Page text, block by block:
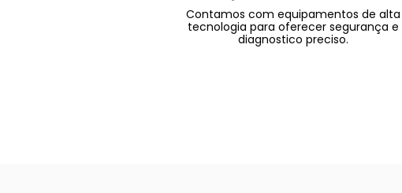
Contamos com equipamentos de alta
tecnologia para oferecer segurança e
diagnostico preciso.